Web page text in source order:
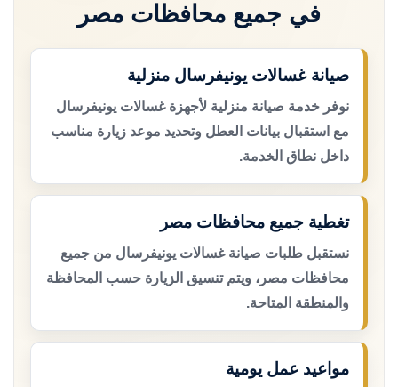
في جميع محافظات مصر
صيانة غسالات يونيفرسال منزلية
نوفر خدمة صيانة منزلية لأجهزة غسالات يونيفرسال
مع استقبال بيانات العطل وتحديد موعد زيارة مناسب
داخل نطاق الخدمة.
تغطية جميع محافظات مصر
نستقبل طلبات صيانة غسالات يونيفرسال من جميع
محافظات مصر، ويتم تنسيق الزيارة حسب المحافظة
والمنطقة المتاحة.
مواعيد عمل يومية